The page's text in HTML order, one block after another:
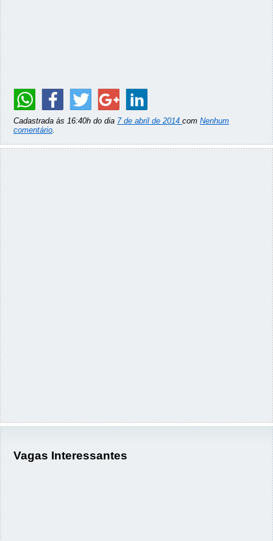
Cadastrada às 16:40h do dia 7 de abril de 2014 com Nenhum
comentário.
Vagas Interessantes